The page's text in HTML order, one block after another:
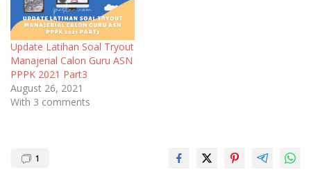
Update Latihan Soal Tryout
Manajerial Calon Guru ASN
PPPK 2021 Part3
August 26, 2021
With 3 comments
1